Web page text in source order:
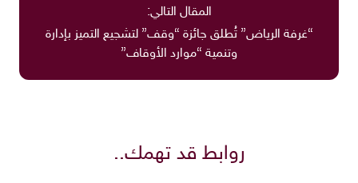
المقال التالي:
“غرفة الرياض” تُطلق جائزة “وقف” لتشجيع التميز بإدارة
وتنمية “موارد الأوقاف”
روابط قد تهمك..